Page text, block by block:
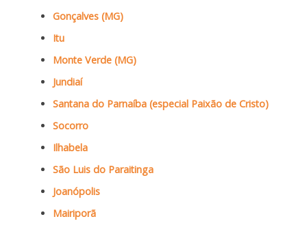
Gonçalves (MG)
Itu
Monte Verde (MG)
Jundiaí
Santana do Parnaíba (especial Paixão de Cristo)
Socorro
Ilhabela
São Luis do Paraitinga
Joanópolis
Mairiporã